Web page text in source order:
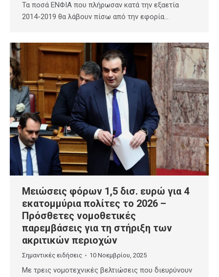
Τα ποσά ΕΝΦΙΑ που πλήρωσαν κατά την εξαετία
2014-2019 θα λάβουν πίσω από την εφορία…
Μειώσεις φόρων 1,5 δισ. ευρώ για 4
εκατομμύρια πολίτες το 2026 –
Πρόσθετες νομοθετικές
παρεμβάσεις για τη στήριξη των
ακριτικών περιοχών
Σημαντικές ειδήσεις 10 Νοεμβρίου, 2025
Με τρεις νομοτεχνικές βελτιώσεις που διευρύνουν